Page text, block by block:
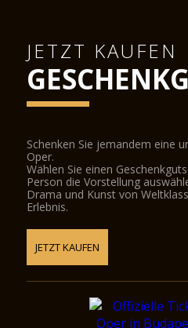
JETZT KAUFEN
Schenken Sie jemandem eine
Oper.
Wählen Sie einen
Person die Vorstellung
Drama und Kunst von
Erlebnis.
JETZT KAUFEN